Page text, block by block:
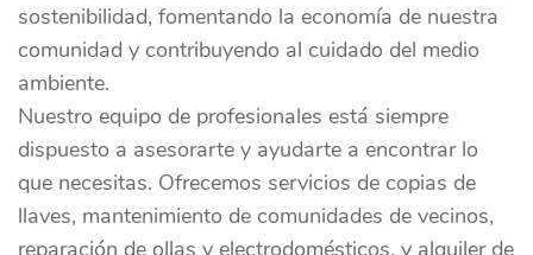
sostenibilidad, fomentando la economía de nuestra
comunidad y contribuyendo al cuidado del medio
ambiente.
Nuestro equipo de profesionales está siempre
dispuesto a asesorarte y ayudarte a encontrar lo
que necesitas. Ofrecemos servicios de copias de
llaves, mantenimiento de comunidades de vecinos,
reparación de ollas y electrodomésticos, y alquiler de